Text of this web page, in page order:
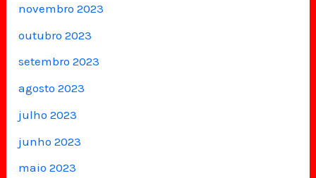
novembro 2023
outubro 2023
setembro 2023
agosto 2023
julho 2023
junho 2023
maio 2023